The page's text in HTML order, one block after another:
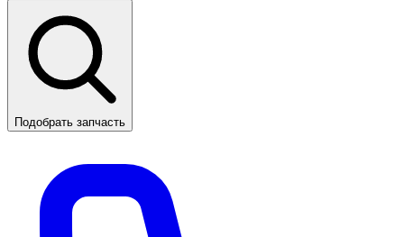
Подобрать запчасть